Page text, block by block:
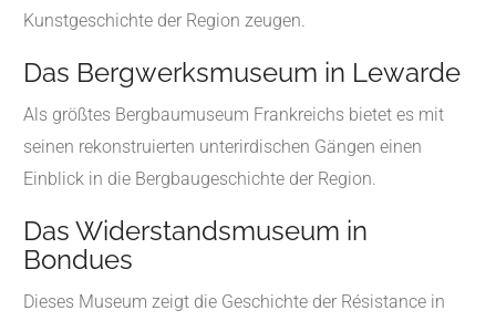
Kunstgeschichte der Region zeugen.
Das Bergwerksmuseum in Lewarde
Als größtes Bergbaumuseum Frankreichs bietet es mit
seinen rekonstruierten unterirdischen Gängen einen
Einblick in die Bergbaugeschichte der Region.
Das Widerstandsmuseum in
Bondues
Dieses Museum zeigt die Geschichte der Résistance in